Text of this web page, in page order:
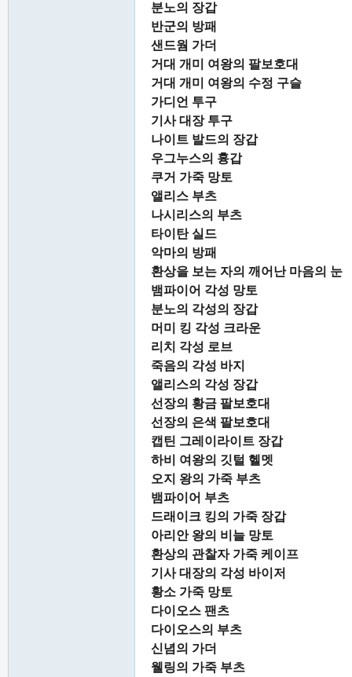
분노의 장갑
반군의 방패
샌드웜 가더
거대 개미 여왕의 팔보호대
거대 개미 여왕의 수정 구슬
가디언 투구
기사 대장 투구
나이트 발드의 장갑
우그누스의 흉갑
쿠거 가죽 망토
앨리스 부츠
나시리스의 부츠
타이탄 실드
악마의 방패
환상을 보는 자의 깨어난 마음의 눈
뱀파이어 각성 망토
분노의 각성의 장갑
머미 킹 각성 크라운
리치 각성 로브
죽음의 각성 바지
앨리스의 각성 장갑
선장의 황금 팔보호대
선장의 은색 팔보호대
캡틴 그레이라이트 장갑
하비 여왕의 깃털 헬멧
오지 왕의 가죽 부츠
뱀파이어 부츠
드래이크 킹의 가죽 장갑
아리안 왕의 비늘 망토
환상의 관찰자 가죽 케이프
기사 대장의 각성 바이저
황소 가죽 망토
다이오스 팬츠
다이오스의 부츠
신념의 가더
웰링의 가죽 부츠